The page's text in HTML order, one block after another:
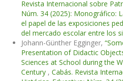
Revista Internacional sobre
Núm. 34 (2025): Monográfico:
el papel de las exposiciones
del mercado escolar entre los
Johann-Günther Egginger,
Presentation of Didactic
Sciences at School during the
Century , Cabás. Revista